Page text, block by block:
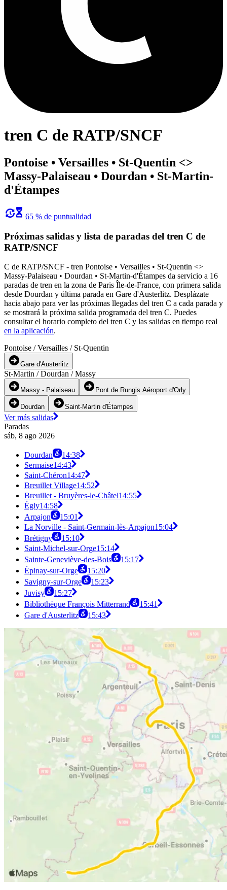
tren C de RATP/SNCF
Pontoise • Versailles • St-Quentin <>︎
Massy-Palaiseau • Dourdan • St-Martin-
d'Étampes
65 % de puntualidad
Próximas salidas y lista de paradas del tren C de
RATP/SNCF
C de RATP/SNCF - tren Pontoise • Versailles • St-Quentin <>︎
Massy-Palaiseau • Dourdan • St-Martin-d'Étampes da servicio a 16
paradas de tren en la zona de Paris Île-de-France, con primera salida
desde Dourdan y última parada en Gare d'Austerlitz. Desplázate
hacia abajo para ver las próximas llegadas del tren C a cada parada y
se mostrará la próxima salida programada del tren C. Puedes
consultar el horario completo del tren C y las salidas en tiempo real
en la aplicación.
Pontoise / Versailles / St-Quentin
Gare d'Austerlitz
St-Martin / Dourdan / Massy
Massy - Palaiseau Pont de Rungis Aéroport d'Orly
Dourdan Saint-Martin d'Étampes
Ver más salidas
Paradas
sáb, 8 ago 2026
Dourdan
14:38
Sermaise14:43
Saint-Chéron14:47
Breuillet Village14:52
Breuillet - Bruyères-le-Châtel14:55
Égly14:58
Arpajon
15:01
La Norville - Saint-Germain-lès-Arpajon15:04
Brétigny
15:10
Saint-Michel-sur-Orge15:14
Sainte-Geneviève-des-Bois
15:17
Épinay-sur-Orge
15:20
Savigny-sur-Orge
15:23
Juvisy
15:27
Bibliothèque François Mitterrand
15:41
Gare d'Austerlitz
15:43